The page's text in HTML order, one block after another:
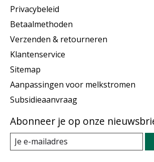
Privacybeleid
Betaalmethoden
Verzenden & retourneren
Klantenservice
Sitemap
Aanpassingen voor melkstromen
Subsidieaanvraag
Abonneer je op onze